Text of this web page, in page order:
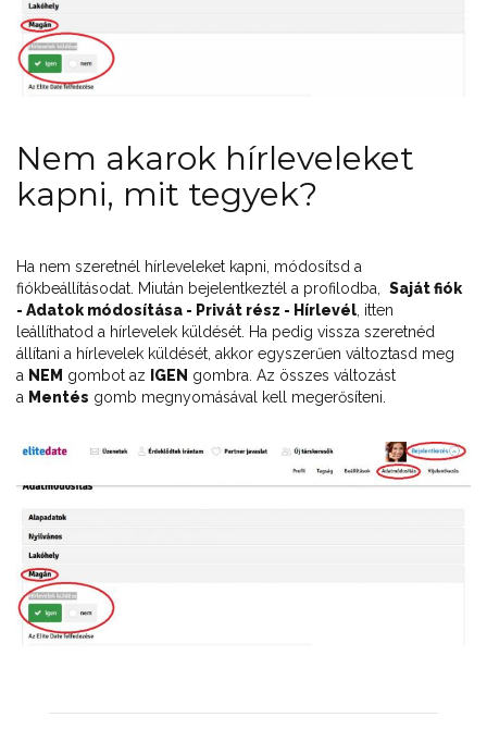
Nem akarok hírleveleket
kapni, mit tegyek?
Ha nem szeretnél hírleveleket kapni, módosítsd a
fiókbeállításodat. Miután bejelentkeztél a profilodba, Saját fiók
- Adatok módosítása - Privát rész - Hírlevél , itten
leállíthatod a hírlevelek küldését. Ha pedig vissza szeretnéd
állítani a hírlevelek küldését, akkor egyszerűen változtasd meg
a NEM gombot az IGEN gombra. Az összes változást
a Mentés gomb megnyomásával kell megerősíteni.